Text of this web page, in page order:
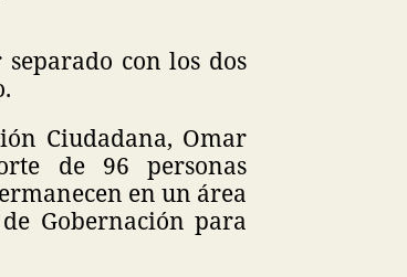
con los dos
Ciudadana, Omar
de 96 personas
en un área
Gobernación para